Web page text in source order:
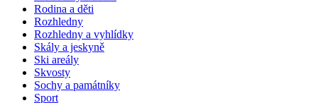
Rodina a děti
Rozhledny
Rozhledny a vyhlídky
Skály a jeskyně
Ski areály
Skvosty
Sochy a památníky
Sport